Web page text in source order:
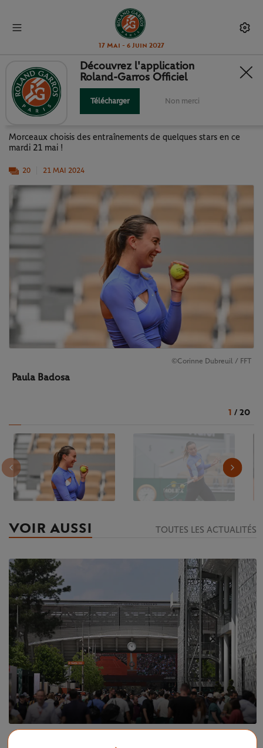
17 Mai - 6 Juin 2027
ROLAND-GARROS 2024 : LES
STARS AVEC LE SOURIRE
Morceaux choisis des entraînements de quelques stars en ce
mardi 21 mai !
20 21 MAI 2024
©Corinne Dubreuil / FFT
Paula Badosa
1 / 20
VOIR AUSSI TOUTES LES ACTUALITÉS
Découvrez l'application
Roland-Garros Officiel
Télécharger Non merci